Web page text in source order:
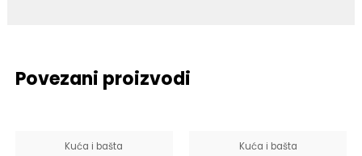
Povezani proizvodi
Kuća i bašta Kuća i bašta